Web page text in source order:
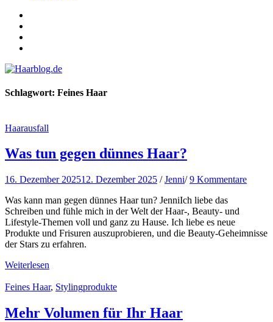
Haarblog.de
Haarpflege | Haarstyling | Beauty | Entertainment
Schlagwort: Feines Haar
Haarausfall
Was tun gegen dünnes Haar?
16. Dezember 202512. Dezember 2025 /Jenni/9 Kommentare
Was kann man gegen dünnes Haar tun? JenniIch liebe das
Schreiben und fühle mich in der Welt der Haar-, Beauty- und
Lifestyle-Themen voll und ganz zu Hause. Ich liebe es neue
Produkte und Frisuren auszuprobieren, und die Beauty-Geheimnisse
der Stars zu erfahren.
Weiterlesen
Feines Haar, Stylingprodukte
Mehr Volumen für Ihr Haar